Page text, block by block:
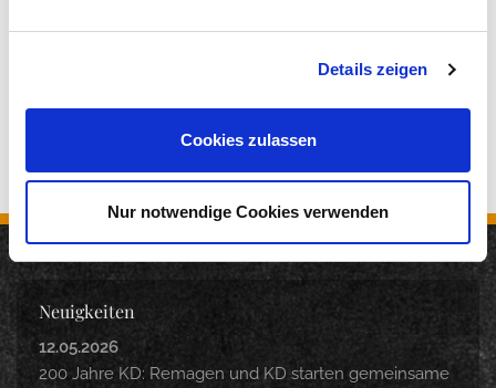
Details zeigen
Cookies zulassen
Nur notwendige Cookies verwenden
Neuigkeiten
12.05.2026
200 Jahre KD: Remagen und KD starten gemeinsame